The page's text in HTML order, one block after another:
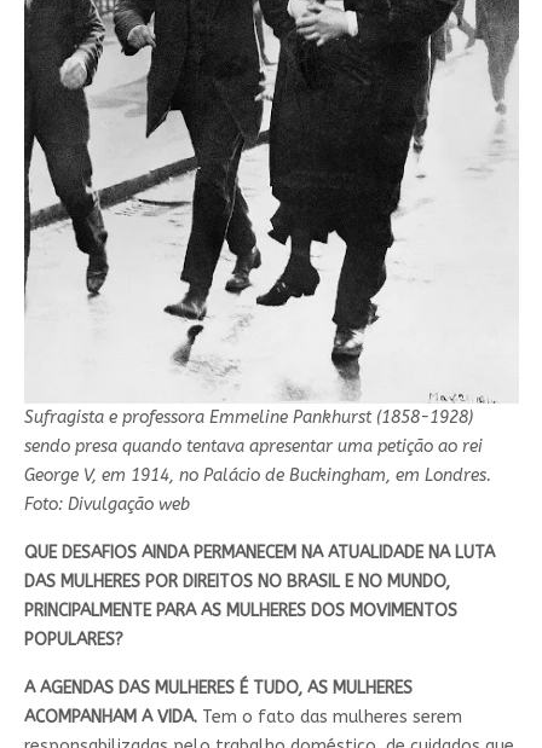
Sufragista e professora Emmeline Pankhurst (1858-1928)
sendo presa quando tentava apresentar uma petição ao rei
George V, em 1914, no Palácio de Buckingham, em Londres.
Foto: Divulgação web
QUE DESAFIOS AINDA PERMANECEM NA ATUALIDADE NA LUTA
DAS MULHERES POR DIREITOS NO BRASIL E NO MUNDO,
PRINCIPALMENTE PARA AS MULHERES DOS MOVIMENTOS
POPULARES?
A AGENDAS DAS MULHERES É TUDO, AS MULHERES
ACOMPANHAM A VIDA.Tem o fato das mulheres serem